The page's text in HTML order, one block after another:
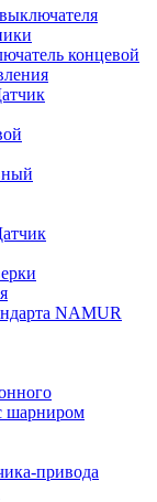
концевой
NAMUR
шарниром
привода